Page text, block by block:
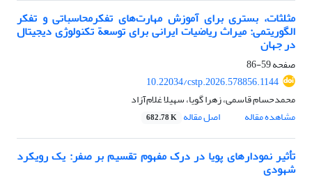
مثلثات، بستری برای آموزش مهارت‌های تفکرمحاسباتی و تفکر
الگوریتمی: میراث ریاضیات ایرانی برای توسعة تکنولوژی دیجیتال
در جهان
صفحه59-86
10.22034/cstp.2026.578856.1144
محمدحسام قاسمی، زهرا گویا، سهیلا غلام‌آزاد
مشاهده مقاله
اصل مقاله 682.78 K
تأثیر نمودارهای پویا در درک مفهوم تقسیم بر صفر: یک رویکرد
شهودی